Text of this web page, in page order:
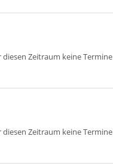
diesen Zeitraum keine Termine
diesen Zeitraum keine Termine